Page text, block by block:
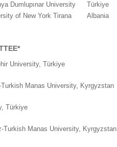
Dumlupınar University
Türkiye
of New York Tirana Albania
University, Türkiye
Manas University, Kyrgyzstan
Türkiye
Turkish Manas University, Kyrgyzstan